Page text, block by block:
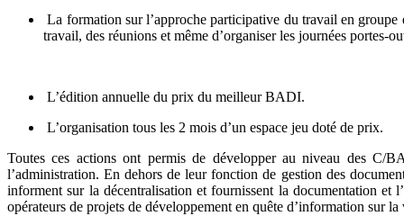
La formation sur l’approche participative du travail en
travail, des réunions et même d’organiser les journées portes-
L’édition annuelle du prix du meilleur BADI.
L’organisation tous les 2 mois d’un espace jeu doté de prix.
Toutes ces actions ont permis de développer au niveau des C/
l’administration. En dehors de leur fonction de gestion des
informent sur la décentralisation et fournissent la documentation et
opérateurs de projets de développement en quête d’information sur